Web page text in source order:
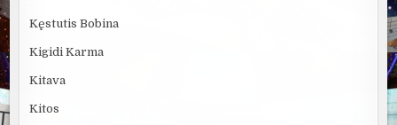
Kęstutis Bobina
Kigidi Karma
Kitava
Kitos